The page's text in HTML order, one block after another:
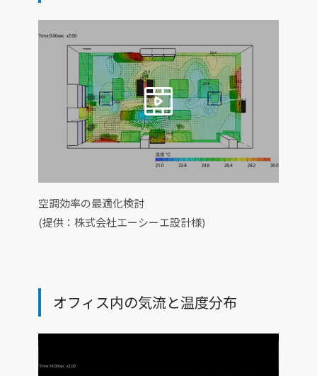
空調効率の最適化検討
(提供：株式会社エーシーエ設計様)
オフィス内の気流と温度分布